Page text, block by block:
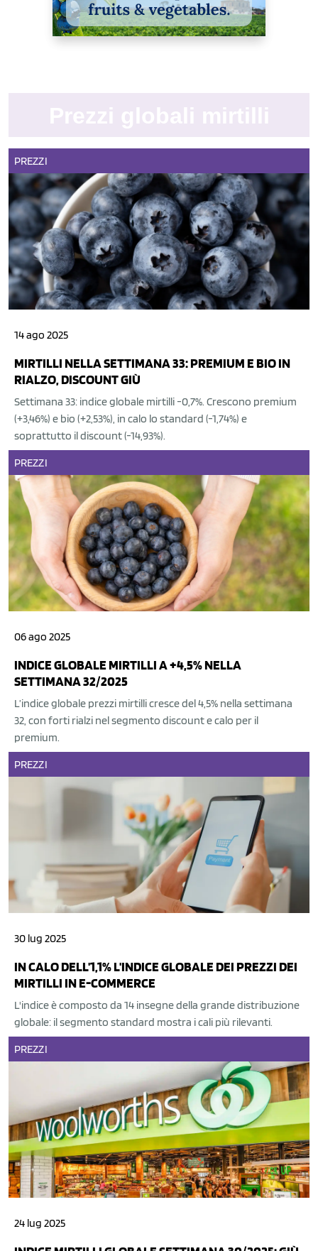
PREZZI
14 ago 2025
MIRTILLI NELLA SETTIMANA 33: PREMIUM E BIO IN
RIALZO, DISCOUNT GIÙ
Settimana 33: indice globale mirtilli -0,7%. Crescono premium
(+3,46%) e bio (+2,53%), in calo lo standard (-1,74%) e
soprattutto il discount (-14,93%).
PREZZI
06 ago 2025
INDICE GLOBALE MIRTILLI A +4,5% NELLA
SETTIMANA 32/2025
L’indice globale prezzi mirtilli cresce del 4,5% nella settimana
32, con forti rialzi nel segmento discount e calo per il
premium.
PREZZI
30 lug 2025
IN CALO DELL'1,1% L'INDICE GLOBALE DEI PREZZI DEI
MIRTILLI IN E-COMMERCE
L'indice è composto da 14 insegne della grande distribuzione
globale: il segmento standard mostra i cali più rilevanti.
PREZZI
24 lug 2025